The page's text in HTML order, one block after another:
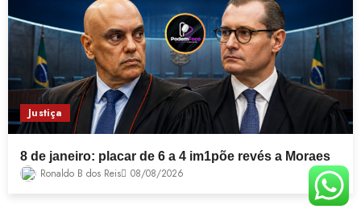
Justiça
8 de janeiro: placar de 6 a 4 im1põe revés a Moraes
Ronaldo B dos Reis 08/08/2026